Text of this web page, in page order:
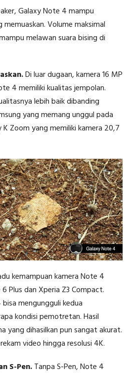
Galaxy Note 4 mampu
memuaskan. Volume maksimal
melawan suara bising di
Di luar dugaan, kamera 16 MP
4 memiliki kualitas jempolan.
lebih baik dibanding
yang memang unggul pada
Zoom yang memiliki kamera 20,7
kemampuan kamera Note 4
Plus dan Xperia Z3 Compact.
mengungguli kedua
kondisi pemotretan. Hasil
yang dihasilkan pun sangat akurat.
video hingga resolusi 4K.
S-Pen.Tanpa S-Pen, Note 4